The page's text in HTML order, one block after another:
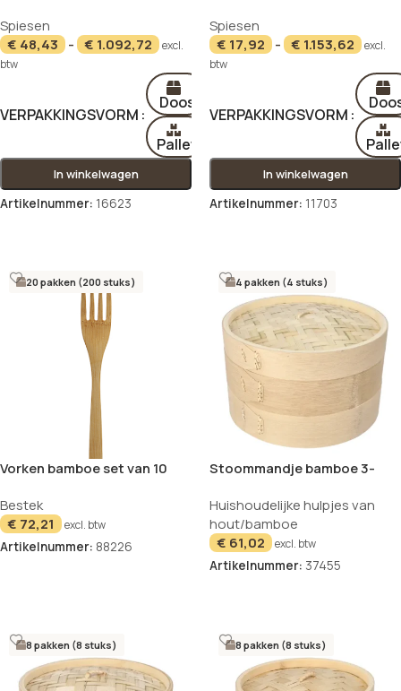
cm
Spiesen
€ 48,43 - € 1.092,72
excl.
btw
VERPAKKINGSVORM
Doos
Pallet
In winkelwagen
Artikelnummer: 16623
Spiesen
€ 17,92 - € 1.153,62
excl.
btw
VERPAKKINGSVORM
In winkelwagen
Artikelnummer: 11703
20 pakken (200 stuks)
Vorken bamboe set van 10
Bestek
€ 72,21 excl. btw
Artikelnummer: 88226
4 pakken (4 stuks)
Stoommandje bamboe 3-
Huishoudelijke hulpjes van
hout/bamboe
€ 61,02 excl. btw
Artikelnummer: 37455
8 pakken (8 stuks) 8 pakken (8 stuks)